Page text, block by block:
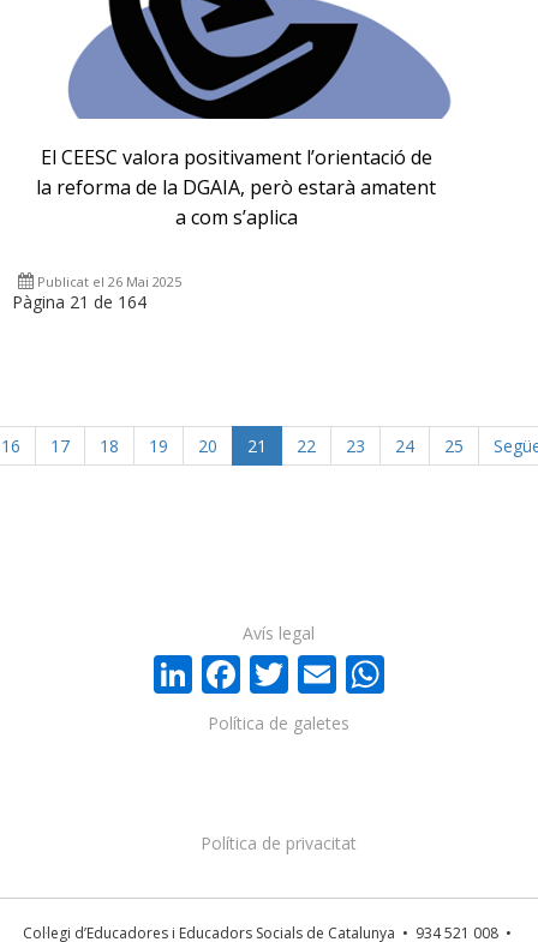
El CEESC valora positivament l’orientació de
la reforma de la DGAIA, però estarà amatent
a com s’aplica
Publicat el 26 Mai 2025
Pàgina 21 de 164
16 17 18 19 20 21 22 23 24 25
LinkedIn
Facebook
Twitter
Email
Col·legi d’Educadores i Educadors Socials de Catalunya • 934 521 008 •
Política de privacitat
Política de galetes
Avís legal